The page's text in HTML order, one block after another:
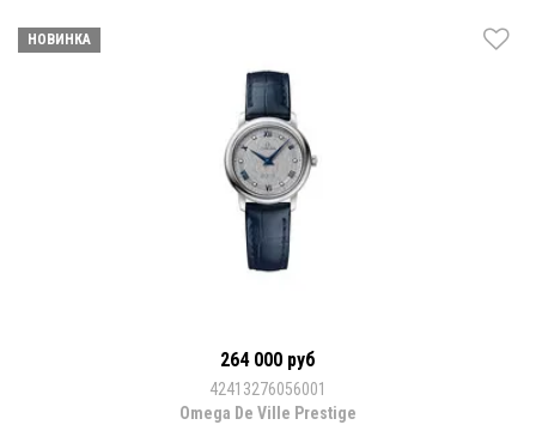
НОВИНКА
264 000 руб
42413276056001
Omega De Ville Prestige